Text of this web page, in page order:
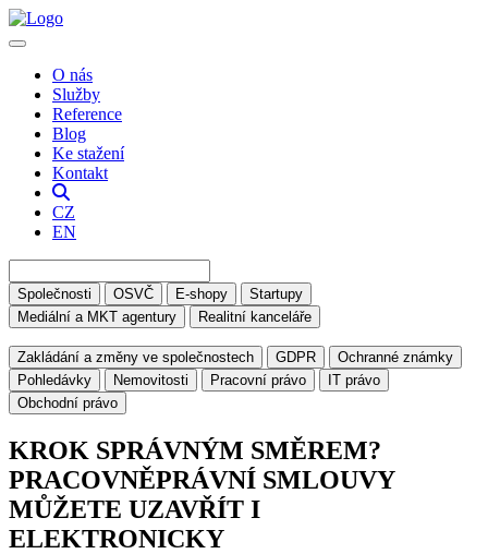
O nás
Služby
Reference
Blog
Ke stažení
Kontakt
CZ
EN
Společnosti OSVČ E-shopy
Startupy
Mediální a MKT agentury
Realitní kanceláře
Zakládání a změny ve společnostech GDPR
Ochranné známky
Pohledávky
Nemovitosti Pracovní právo
IT právo
Obchodní právo
KROK SPRÁVNÝM SMĚREM?
PRACOVNĚPRÁVNÍ SMLOUVY
MŮŽETE UZAVŘÍT I
ELEKTRONICKY